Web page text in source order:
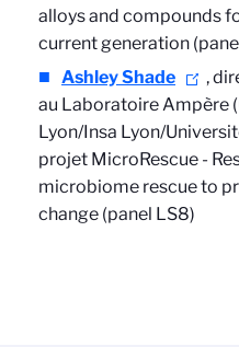
alloys and compounds
current generation
Ashley Shade
,
au Laboratoire Ampère
Lyon/Insa Lyon/
projet MicroRescue -
microbiome rescue to
change (panel LS8)